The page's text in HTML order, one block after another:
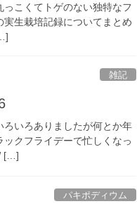
こくてトゲのない独特なフ
生栽培記録についてまとめ
雑記
いろありましたが何とか年
クフライデーで忙しくなっ
[…]
パキポディウム